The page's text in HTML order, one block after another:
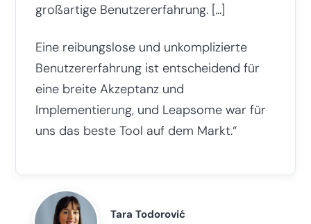
großartige Benutzererfahrung. [...]
Eine reibungslose und unkomplizierte
Benutzererfahrung ist entscheidend für
eine breite Akzeptanz und
Implementierung, und Leapsome war für
uns das beste Tool auf dem Markt.“
Tara Todorović